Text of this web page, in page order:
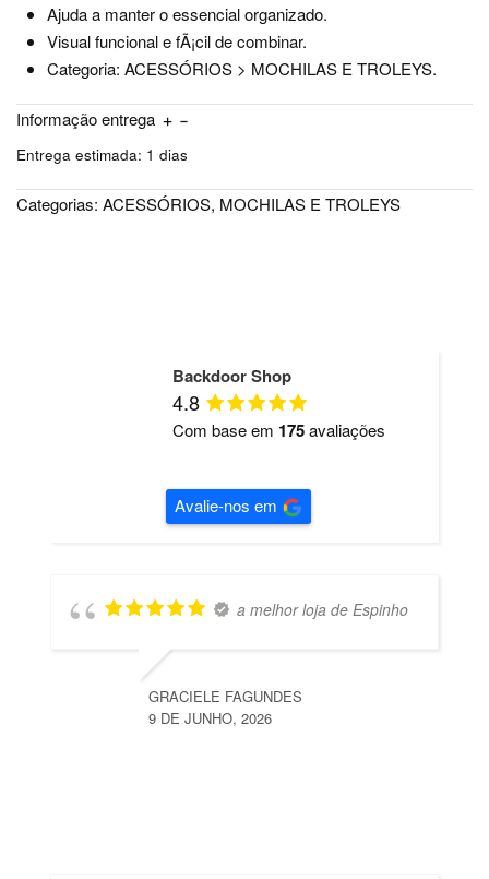
Ajuda a manter o essencial organizado.
Visual funcional e fÃ¡cil de combinar.
Categoria: ACESSÓRIOS > MOCHILAS E TROLEYS.
Informação entrega
Entrega estimada: 1 dias
Categorias: ACESSÓRIOS, MOCHILAS E TROLEYS
Backdoor Shop
4.8
Com base em 175avaliações
Avalie-nos em
a melhor loja de Espinho
GRACIELE FAGUNDES
9 DE JUNHO, 2026